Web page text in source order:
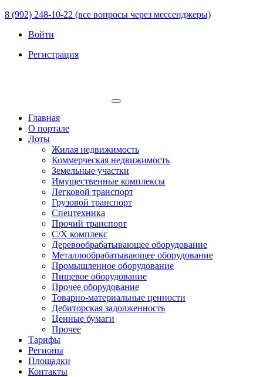
8 (992) 248-10-22 (все вопросы через мессенджеры)
Войти
Регистрация
Главная
О портале
Лоты
Жилая недвижимость
Коммерческая недвижимость
Земельные участки
Имущественные комплексы
Легковой транспорт
Грузовой транспорт
Спецтехника
Прочий транспорт
С/Х комплекс
Деревообрабатывающее оборудование
Металлообрабатывающее оборудование
Промышленное оборудование
Пищевое оборудование
Прочее оборудование
Товарно-материальные ценности
Дебиторская задолженность
Ценные бумаги
Прочее
Тарифы
Регионы
Площадки
Контакты